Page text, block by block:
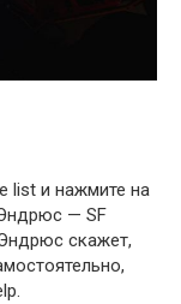
list и нажмите на
Эндрюс — SF
скажет,